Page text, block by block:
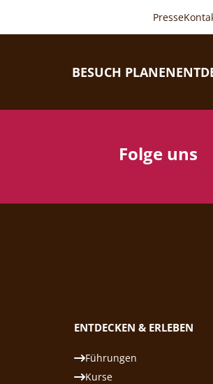
Presse
BESUCH PLANEN
Folge uns
ENTDECKEN & ERLEBEN
Führungen
Kurse